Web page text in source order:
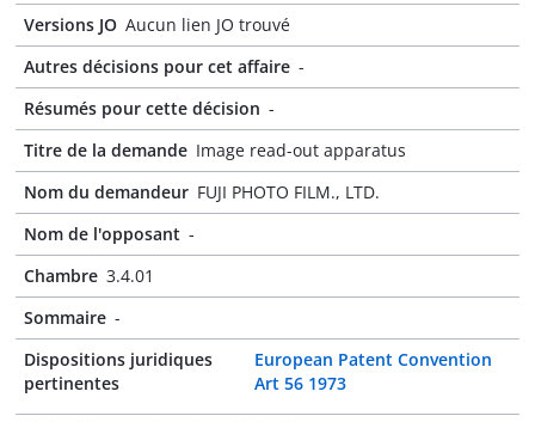
Versions JO Aucun lien JO trouvé
Autres décisions pour cet affaire -
Résumés pour cette décision -
Titre de la demande Image read-out apparatus
Nom du demandeur FUJI PHOTO FILM., LTD.
Nom de l'opposant -
Chambre 3.4.01
Sommaire -
Dispositions juridiques
pertinentes
European Patent Convention
Art 56 1973